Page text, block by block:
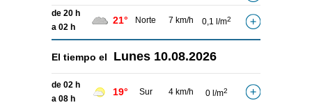
de 20 h
a 02 h
21° Norte 7 km/h 0,1 l/m2
El tiempo el Lunes 10.08.2026
de 02 h
a 08 h
19° Sur 4 km/h 0 l/m2